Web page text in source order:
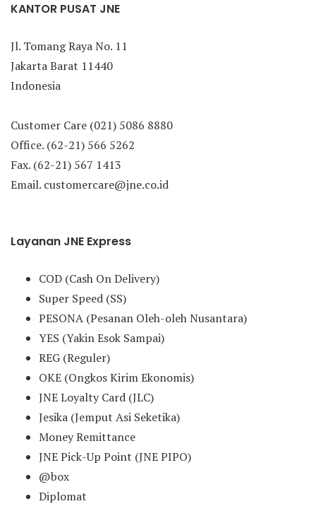
KANTOR PUSAT JNE
Jl. Tomang Raya No. 11
Jakarta Barat 11440
Indonesia
Customer Care (021) 5086 8880
Office. (62-21) 566 5262
Fax. (62-21) 567 1413
Email. customercare@jne.co.id
Layanan JNE Express
COD (Cash On Delivery)
Super Speed (SS)
PESONA (Pesanan Oleh-oleh Nusantara)
YES (Yakin Esok Sampai)
REG (Reguler)
OKE (Ongkos Kirim Ekonomis)
JNE Loyalty Card (JLC)
Jesika (Jemput Asi Seketika)
Money Remittance
JNE Pick-Up Point (JNE PIPO)
@box
Diplomat